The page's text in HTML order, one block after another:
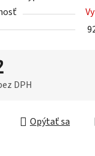
DPH
Opýtať sa